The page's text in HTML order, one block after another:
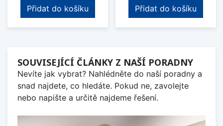
Přidat do košíku Přidat do košíku
SOUVISEJÍCÍ ČLÁNKY Z NAŠÍ PORADNY
Nevíte jak vybrat? Nahlédněte do naší poradny a
snad najdete, co hledáte. Pokud ne, zavolejte
nebo napište a určitě najdeme řešení.